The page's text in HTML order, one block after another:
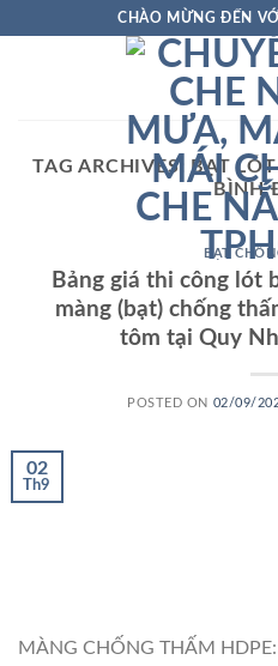
CHÀO MỪNG ĐẾN
TAG ARCHIVES:BẠT
BÌNH
BẠT
Bảng giá thi công lót
màng (bạt) chống
tôm tại Quy
POSTED ON 02/09/
02
Th9
MÀNG CHỐNG THẤM